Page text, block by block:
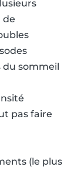
de
du sommeil
pas faire
(le plus